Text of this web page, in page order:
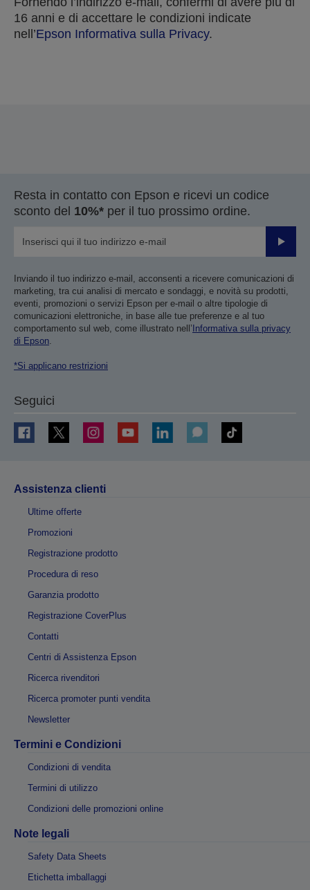
16 anni e di accettare le condizioni indicate
nell’Epson Informativa sulla Privacy.
Resta in contatto con Epson e ricevi un codice
sconto del 10%* per il tuo prossimo ordine.
Invia
Inviando il tuo indirizzo e-mail, acconsenti a ricevere comunicazioni di
marketing, tra cui analisi di mercato e sondaggi, e novità su prodotti,
eventi, promozioni o servizi Epson per e-mail o altre tipologie di
comunicazioni elettroniche, in base alle tue preferenze e al tuo
comportamento sul web, come illustrato nell’ Informativa sulla privacy
di Epson.
*Si applicano restrizioni
Seguici
Assistenza clienti
Ultime offerte
Promozioni
Registrazione prodotto
Procedura di reso
Garanzia prodotto
Registrazione CoverPlus
Contatti
Centri di Assistenza Epson
Ricerca rivenditori
Ricerca promoter punti vendita
Newsletter
Termini e Condizioni
Condizioni di vendita
Termini di utilizzo
Condizioni delle promozioni online
Note legali
Safety Data Sheets
Etichetta imballaggi